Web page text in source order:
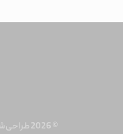
© 2026 طراحی شده توسط تیم طراحی سایت